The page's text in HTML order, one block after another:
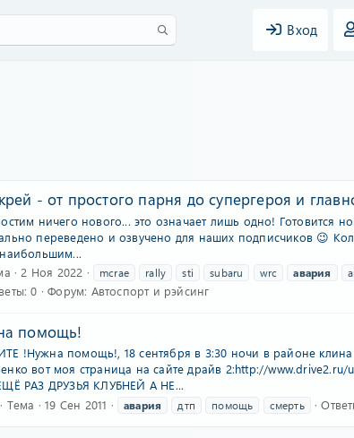
Вход
- от простого парня до супергероя и
ничего нового... это означает лишь одно! Готовится
переведено и озвучено для наших подписчиков 😉
2 Ноя 2022 mcrae rally sti subaru wrc авария
0 Форум: Автоспорт и рэйсинг
помощь!
!Нужна помощь!, 18 сентября в 3:30 ночи в районе
вот моя страница на сайте драйв 2:http://
РАЗ ДРУЗЬЯ КЛУБНЕЙ А НЕ...
Тема 19 Сен 2011 авария дтп помощь смерть